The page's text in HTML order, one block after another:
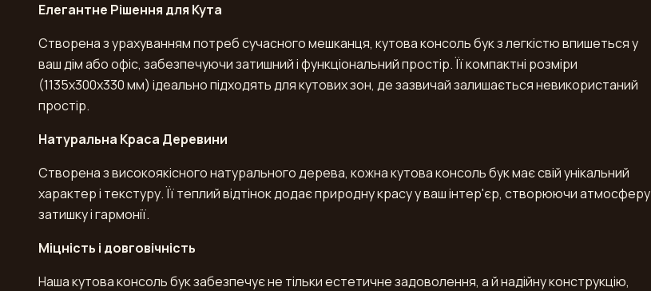
Елегантне Рішення для Кута
Створена з урахуванням потреб сучасного мешканця, кутова консоль бук з легкістю впишеться у
ваш дім або офіс, забезпечуючи затишний і функціональний простір. Її компактні розміри
(1135x300x330 мм) ідеально підходять для кутових зон, де зазвичай залишається невикористаний
простір.
Натуральна Краса Деревини
Створена з високоякісного натурального дерева, кожна кутова консоль бук має свій унікальний
характер і текстуру. Її теплий відтінок додає природну красу у ваш інтер'єр, створюючи атмосферу
затишку і гармонії.
Міцність і довговічність
Наша кутова консоль бук забезпечує не тільки естетичне задоволення, а й надійну конструкцію,